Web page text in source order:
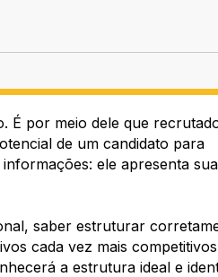
É por meio dele que
de um candidato para
ele apresenta sua
saber estruturar
cada vez mais
a estrutura ideal e